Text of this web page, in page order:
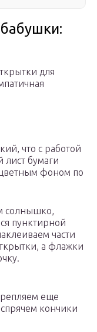
для
что с работой
бумаги
фоном по
солнышко,
пунктирной
части
а флажки
еще
кончики